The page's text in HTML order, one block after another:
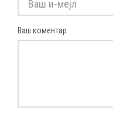
Ваш коментар